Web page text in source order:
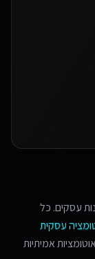
עסקים. כל
עסקית
אמיתיות